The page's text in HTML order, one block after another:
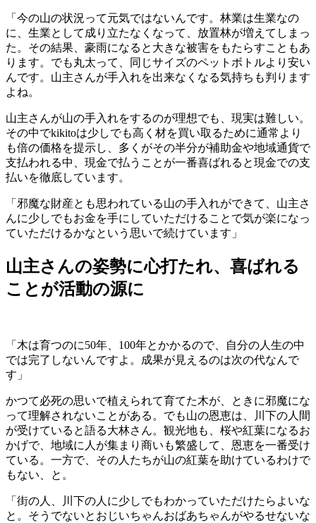
「今の山の状況って元気ではないんです。林業は生業なの
に、生業として成り立たなくなって、放置林が増えてしまっ
た。その結果、豪雨になると大きな被害をもたらすこともあ
ります。でも丸太って、同じサイズのペットボトルより安い
んです。山主さんが手入れを出来なくなる気持ちも判ります
よね。
山主さんが山の手入れをするのが理想でも、現実は難しい。
その中でkikitoは少しでも高く材を買い取るために通常より
も倍の価格を提示し、多くがその半分が補助金や地域通貨で
支払われる中、現金で払うことが一番喜ばれると現金での支
払いを徹底しています。
「邪魔な財産とも思われている山の手入れができて、山主さ
んに少しでもお金を手にしていただけることで気が楽になっ
ていただけるかなという思いで続けています」
山主さんの姿勢に心打たれ、喜ばれる
ことが活動の源に
「木は育つのに50年、100年とかかるので、自分の人生の中
では完了しないんですよ。成果が見えるのは次の代なんで
す」
かつて必死の思いで植えられて育てた木が、ときに邪魔にな
って理解されないことがある。でも山の恩恵は、川下の人間
が受けていると語る大林さん。観光地も、桜や紅葉になるお
かげで、地域に人が集まり商いも繁盛して、恩恵を一番受け
ている。一方で、その人たちが山の紅葉を助けているわけで
もない、と。
「街の人、川下の人に少しでもわかっていただけたらよいな
と。そうでないとおじいちゃんおばあちゃんがやるせないな